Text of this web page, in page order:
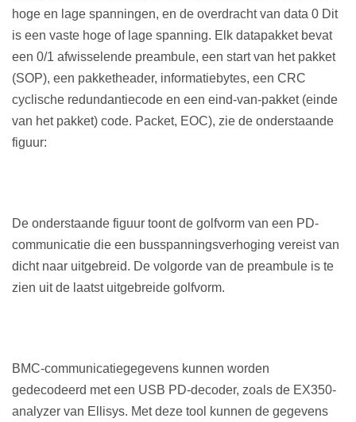
hoge en lage spanningen, en de overdracht van data 0 Dit
is een vaste hoge of lage spanning. Elk datapakket bevat
een 0/1 afwisselende preambule, een start van het pakket
(SOP), een pakketheader, informatiebytes, een CRC
cyclische redundantiecode en een eind-van-pakket (einde
van het pakket) code. Packet, EOC), zie de onderstaande
figuur:
De onderstaande figuur toont de golfvorm van een PD-
communicatie die een busspanningsverhoging vereist van
dicht naar uitgebreid. De volgorde van de preambule is te
zien uit de laatst uitgebreide golfvorm.
BMC-communicatiegegevens kunnen worden
gedecodeerd met een USB PD-decoder, zoals de EX350-
analyzer van Ellisys. Met deze tool kunnen de gegevens